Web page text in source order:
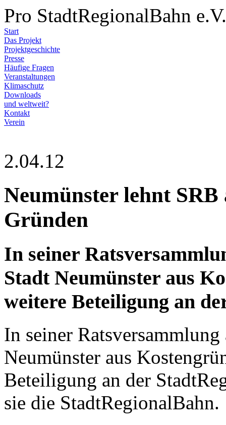
Pro StadtRegionalBahn e.V.
Start
Das Projekt
Projektgeschichte
Presse
Häufige Fragen
Veranstaltungen
Klimaschutz
Downloads
und weltweit?
Kontakt
Verein
2.04.12
Neumünster lehnt
Gründen
In seiner
Stadt Neumünster aus
weitere Beteiligung an
In seiner
Neumünster aus
Beteiligung an der
sie die StadtRegionalBahn.